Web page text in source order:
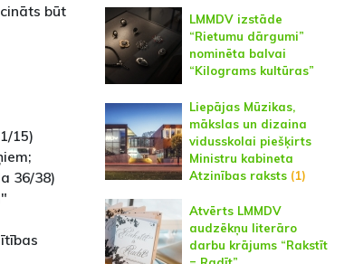
būt
15)
36/38)
LMMDV izstāde
“Rietumu dārgumi”
nominēta balvai
“Kilograms kultūras”
Liepājas Mūzikas,
mākslas un dizaina
vidusskolai piešķirts
Ministru kabineta
Atzinības raksts(1)
Atvērts LMMDV
audzēkņu literāro
darbu krājums “Rakstīt